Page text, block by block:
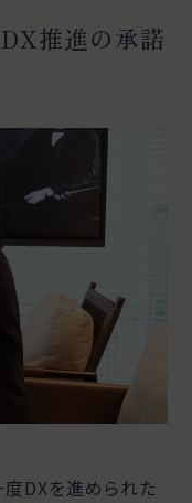
推進の承諾
DXを進められた